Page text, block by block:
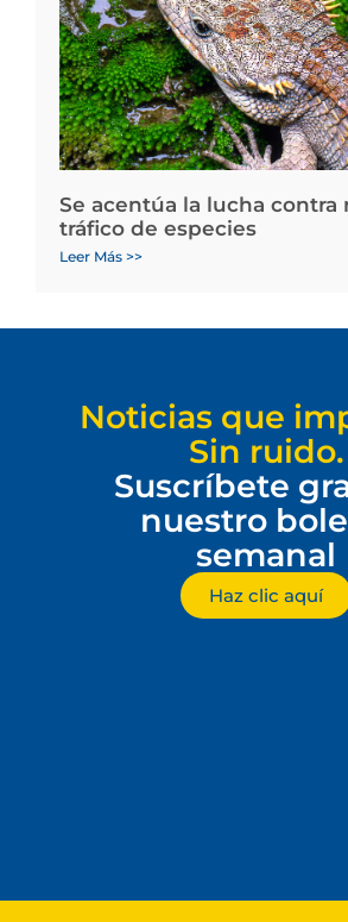
Se acentúa la lucha contra
tráfico de especies
Leer Más >>
Noticias que
Sin ruido.
Suscríbete
nuestro
semanal
Haz clic aquí